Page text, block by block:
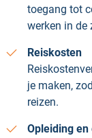
toegang tot
werken in de
Reiskosten
je maken,
reizen.
Opleiding en